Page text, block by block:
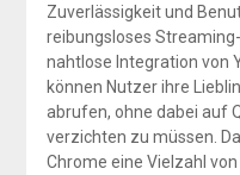
Zuverlässigkeit und
reibungsloses
nahtlose Integration von
können Nutzer ihre
abrufen, ohne dabei auf
verzichten zu müssen.
Chrome eine Vielzahl